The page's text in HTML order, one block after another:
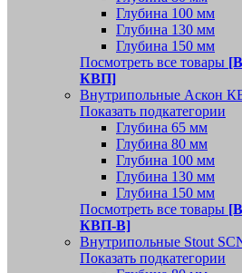
Глубина 100 мм
Глубина 130 мм
Глубина 150 мм
Посмотреть все товары
КВП]
Внутрипольные Аскон
Показать подкатегории
Глубина 65 мм
Глубина 80 мм
Глубина 100 мм
Глубина 130 мм
Глубина 150 мм
Посмотреть все товары
КВП-В]
Внутрипольные Stout
Показать подкатегории